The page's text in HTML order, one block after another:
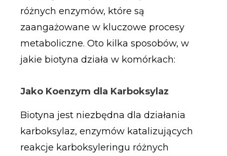
różnych enzymów, które są
zaangażowane w kluczowe procesy
metaboliczne. Oto kilka sposobów, w
jakie biotyna działa w komórkach:
Jako Koenzym dla Karboksylaz
Biotyna jest niezbędna dla działania
karboksylaz, enzymów katalizujących
reakcje karboksyleringu różnych